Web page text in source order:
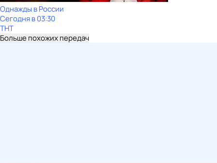
Однажды в России
Сегодня в 03:30
ТНТ
Больше похожих передач